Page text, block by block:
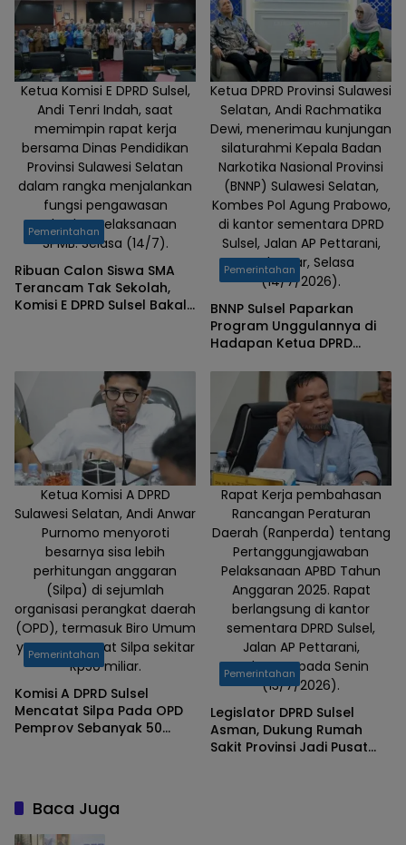
Ketua Komisi E DPRD Sulsel,
Andi Tenri Indah, saat
memimpin rapat kerja
bersama Dinas Pendidikan
Provinsi Sulawesi Selatan
dalam rangka menjalankan
fungsi pengawasan
terhadap pelaksanaan
SPMB. Selasa (14/7).
Pemerintahan
Ribuan Calon Siswa SMA
Terancam Tak Sekolah,
Komisi E DPRD Sulsel Bakal
Ketua DPRD Provinsi Sulawesi
Selatan, Andi Rachmatika
Dewi, menerimau kunjungan
silaturahmi Kepala Badan
Narkotika Nasional Provinsi
(BNNP) Sulawesi Selatan,
Kombes Pol Agung Prabowo,
di kantor sementara DPRD
Sulsel, Jalan AP Pettarani,
Makassar, Selasa
(14/7/2026).
Pemerintahan
BNNP Sulsel Paparkan
Program Unggulannya di
Hadapan Ketua DPRD
Ketua Komisi A DPRD
Sulawesi Selatan, Andi Anwar
Purnomo menyoroti
besarnya sisa lebih
perhitungan anggaran
(Silpa) di sejumlah
organisasi perangkat daerah
(OPD), termasuk Biro Umum
yang mencatat Silpa sekitar
Rp50 miliar.
Pemerintahan
Komisi A DPRD Sulsel
Mencatat Silpa Pada OPD
Pemprov Sebanyak 50
Rapat Kerja pembahasan
Rancangan Peraturan
Daerah (Ranperda) tentang
Pertanggungjawaban
Pelaksanaan APBD Tahun
Anggaran 2025. Rapat
berlangsung di kantor
sementara DPRD Sulsel,
Jalan AP Pettarani,
Makassar, pada Senin
(13/7/2026).
Pemerintahan
Legislator DPRD Sulsel
Asman, Dukung Rumah
Sakit Provinsi Jadi Pusat
Baca Juga